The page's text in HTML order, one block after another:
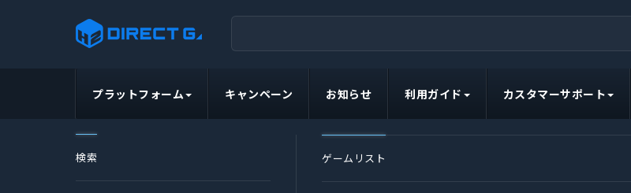
プラットフォーム キャンペーン お知らせ 利用ガイド カスタマーサポート
ゲームリスト
検索